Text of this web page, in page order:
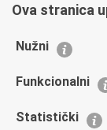
Ministarstvo
Udruge
Policijska
Zaklada
Ova stranica
Nužni
Funkcionalni
Statistički